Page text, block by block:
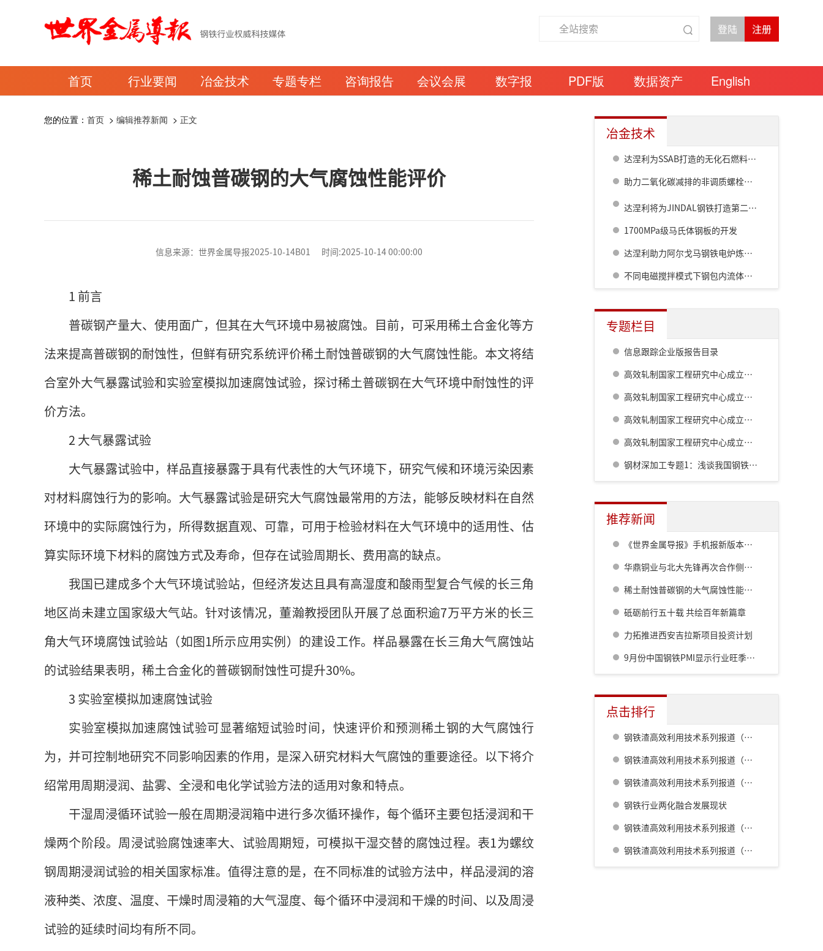
首页 行业要闻 冶金技术 专题专栏 咨询报告 会议会展 数字报 PDF版 数据资产 English
您的位置： 首页 > 编辑推荐新闻 > 正文
稀土耐蚀普碳钢的大气腐蚀性能评价
信息来源：世界金属导报2025-10-14B01 时间:2025-10-14 00:00:00
1 前言
普碳钢产量大、使用面广，但其在大气环境中易被腐蚀。目前，可采用稀土合金化等方
法来提高普碳钢的耐蚀性，但鲜有研究系统评价稀土耐蚀普碳钢的大气腐蚀性能。本文将结
合室外大气暴露试验和实验室模拟加速腐蚀试验，探讨稀土普碳钢在大气环境中耐蚀性的评
价方法。
2 大气暴露试验
大气暴露试验中，样品直接暴露于具有代表性的大气环境下，研究气候和环境污染因素
对材料腐蚀行为的影响。大气暴露试验是研究大气腐蚀最常用的方法，能够反映材料在自然
环境中的实际腐蚀行为，所得数据直观、可靠，可用于检验材料在大气环境中的适用性、估
算实际环境下材料的腐蚀方式及寿命，但存在试验周期长、费用高的缺点。
我国已建成多个大气环境试验站，但经济发达且具有高湿度和酸雨型复合气候的长三角
地区尚未建立国家级大气站。针对该情况，董瀚教授团队开展了总面积逾7万平方米的长三
角大气环境腐蚀试验站（如图1所示应用实例）的建设工作。样品暴露在长三角大气腐蚀站
的试验结果表明，稀土合金化的普碳钢耐蚀性可提升30%。
3 实验室模拟加速腐蚀试验
实验室模拟加速腐蚀试验可显著缩短试验时间，快速评价和预测稀土钢的大气腐蚀行
为，并可控制地研究不同影响因素的作用，是深入研究材料大气腐蚀的重要途径。以下将介
绍常用周期浸润、盐雾、全浸和电化学试验方法的适用对象和特点。
干湿周浸循环试验一般在周期浸润箱中进行多次循环操作，每个循环主要包括浸润和干
燥两个阶段。周浸试验腐蚀速率大、试验周期短，可模拟干湿交替的腐蚀过程。表1为螺纹
钢周期浸润试验的相关国家标准。值得注意的是，在不同标准的试验方法中，样品浸润的溶
液种类、浓度、温度、干燥时周浸箱的大气湿度、每个循环中浸润和干燥的时间、以及周浸
试验的延续时间均有所不同。
冶金技术
达涅利为SSAB打造的无化石燃料短流程钢厂正式破土动工
助力二氧化碳减排的非调质螺栓用钢
达涅利将为JINDAL钢铁打造第二座ENERGIRON
1700MPa级马氏体钢板的开发
达涅利助力阿尔戈马钢铁电炉炼钢转型项目顺利完成首炉热试
不同电磁搅拌模式下钢包内流体动力学和混合现象的研究
专题栏目
信息跟踪企业版报告目录
高效轧制国家工程研究中心成立二十周年系列技术报道:棒线材生产工艺及装备的最新发展
高效轧制国家工程研究中心成立二十周年系列技术报道:高精度热轧自动化控制系统
高效轧制国家工程研究中心成立二十周年系列技术报道:板形综合控制技术的自主研发及创新
高效轧制国家工程研究中心成立二十周年系列技术报道:板带钢控轧控冷技术
钢材深加工专题1：浅谈我国钢铁工业对深加工的认识历程
推荐新闻
《世界金属导报》手机报新版本发布，免费下载，免费看
华鼎铜业与北大先锋再次合作侧吹炉配套6000立方制氧项目
稀土耐蚀普碳钢的大气腐蚀性能评价
砥砺前行五十载 共绘百年新篇章
力拓推进西安吉拉斯项目投资计划
9月份中国钢铁PMI显示行业旺季不旺 供需两端承压
点击排行
钢铁渣高效利用技术系列报道（一） 室兰钢铁厂用钢渣骨料配制重混凝土的研究
钢铁渣高效利用技术系列报道（二） 鹿岛钢铁厂钢铁渣利用技术的开发
钢铁渣高效利用技术系列报道（五） 八幡厂钢铁渣的利用
钢铁行业两化融合发展现状
钢铁渣高效利用技术系列报道（三） 名古屋厂铁水预处理炉渣肥料化的开发
钢铁渣高效利用技术系列报道（四） 广畑厂灰石材生产利用技术的开发